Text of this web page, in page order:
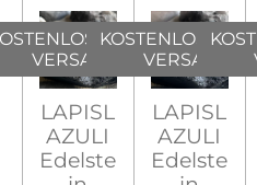
VERSAND
LAPISL
AZULI
Edelste
KOSTENLOSER
VERSAND
LAPISL
AZULI
Edelste